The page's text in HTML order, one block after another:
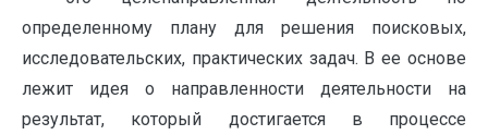
определенному плану для решения поисковых,
исследовательских, практических задач. В ее основе
лежит идея о направленности деятельности на
результат, который достигается в процессе